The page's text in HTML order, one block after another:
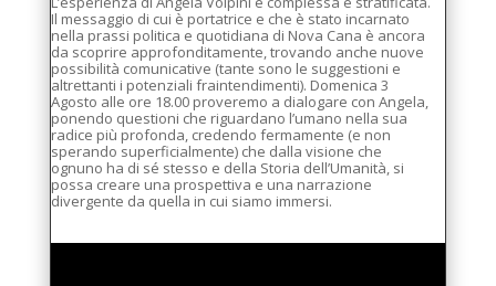
Il messaggio di cui è portatrice e che è stato incarnato
nella prassi politica e quotidiana di Nova Cana è ancora
da scoprire approfonditamente, trovando anche nuove
possibilità comunicative (tante sono le suggestioni e
altrettanti i potenziali fraintendimenti). Domenica 3
Agosto alle ore 18.00 proveremo a dialogare con Angela,
ponendo questioni che riguardano l’umano nella sua
radice più profonda, credendo fermamente (e non
sperando superficialmente) che dalla visione che
ognuno ha di sé stesso e della Storia dell’Umanità, si
possa creare una prospettiva e una narrazione
divergente da quella in cui siamo immersi.